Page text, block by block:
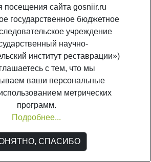
Поделиться
сетевым изданием (свид. о регистрации
26.12.2013
посещения сайта gosniir.ru
государственное бюджетное
учреждение
научно-
институт реставрации»)
с тем, что мы
ваши персональные
метрических
программ.
Подробнее...
СПАСИБО